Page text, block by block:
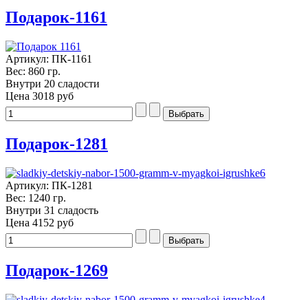
Подарок-1161
Артикул: ПК-1161
Вес: 860 гр.
Внутри 20 сладости
Цена 3018 руб
Подарок-1281
Артикул: ПК-1281
Вес: 1240 гр.
Внутри 31 сладость
Цена 4152 руб
Подарок-1269